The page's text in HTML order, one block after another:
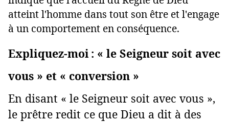
atteint l'homme dans tout son être et l'engage
à un comportement en conséquence.
Expliquez-moi : « le Seigneur soit avec
vous » et « conversion »
En disant « le Seigneur soit avec vous »,
le prêtre redit ce que Dieu a dit à des